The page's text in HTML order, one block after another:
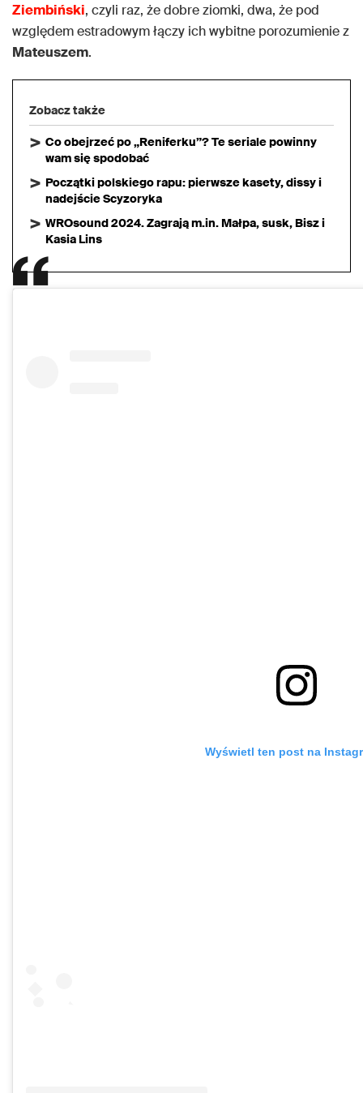
Ziembiński, czyli raz, że dobre ziomki, dwa, że pod
względem estradowym łączy ich wybitne porozumienie z
Mateuszem.
Zobacz także
Co obejrzeć po „Reniferku”? Te seriale powinny
wam się spodobać
Początki polskiego rapu: pierwsze kasety, dissy i
nadejście Scyzoryka
WROsound 2024. Zagrają m.in. Małpa, susk, Bisz i
Kasia Lins
Wyświetl ten post na